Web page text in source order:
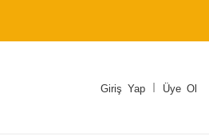
Giriş Yap Üye Ol